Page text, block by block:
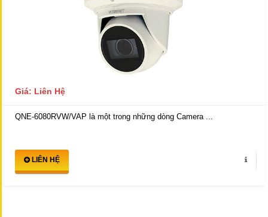
Giá: Liên Hệ
QNE-6080RVW/VAP là một trong những dòng Camera ...
LIÊN HỆ